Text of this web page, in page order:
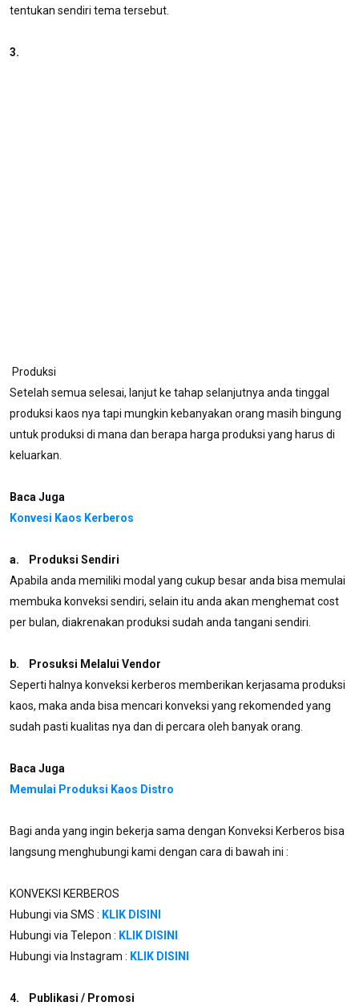
tentukan sendiri tema tersebut.
3.
Produksi
Setelah semua selesai, lanjut ke tahap selanjutnya anda tinggal
produksi kaos nya tapi mungkin kebanyakan orang masih bingung
untuk produksi di mana dan berapa harga produksi yang harus di
keluarkan.
Baca Juga
Konvesi Kaos Kerberos
a. Produksi Sendiri
Apabila anda memiliki modal yang cukup besar anda bisa memulai
membuka konveksi sendiri, selain itu anda akan menghemat cost
per bulan, diakrenakan produksi sudah anda tangani sendiri.
b. Prosuksi Melalui Vendor
Seperti halnya konveksi kerberos memberikan kerjasama produksi
kaos, maka anda bisa mencari konveksi yang rekomended yang
sudah pasti kualitas nya dan di percara oleh banyak orang.
Baca Juga
Memulai Produksi Kaos Distro
Bagi anda yang ingin bekerja sama dengan Konveksi Kerberos bisa
langsung menghubungi kami dengan cara di bawah ini :
KONVEKSI KERBEROS
Hubungi via SMS : KLIK DISINI
Hubungi via Telepon : KLIK DISINI
Hubungi via Instagram : KLIK DISINI
4. Publikasi / Promosi